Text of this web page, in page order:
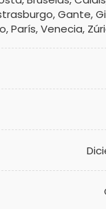
,Gante,
,París,Venecia,